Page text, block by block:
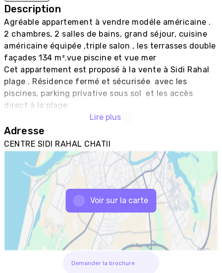
Description
Agréable appartement à vendre modéle américaine .
2 chambres, 2 salles de bains, grand séjour, cuisine
américaine équipée ,triple salon , les terrasses double
façades 134 m².vue piscine et vue mer
Cet appartement est proposé à la vente à Sidi Rahal
plage . Résidence fermé et sécurisée  avec les
piscines, parking privative sous sol  et les accès
direct à la plage  .
Lire plus
Adresse
CENTRE SIDI RAHAL CHATII
Voir sur la carte
Demander la brochure